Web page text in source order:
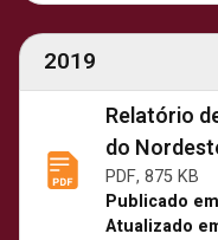
2019
Relatório
do
PDF, 875 KB
Publicado em
Atualizado